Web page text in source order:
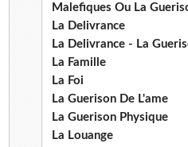
Malefiques Ou La
La Delivrance
La Delivrance - La
La Famille
La Foi
La Guerison De L'ame
La Guerison Physique
La Louange